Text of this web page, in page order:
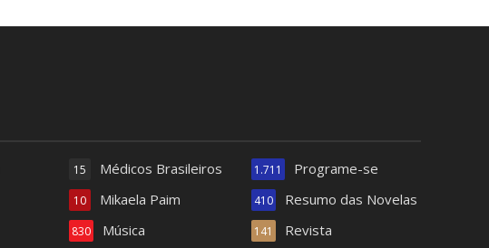
Médicos Brasileiros
15
Mikaela Paim
10
Música
830
Programe-se
1.711
Resumo das Novelas
410
Revista
141